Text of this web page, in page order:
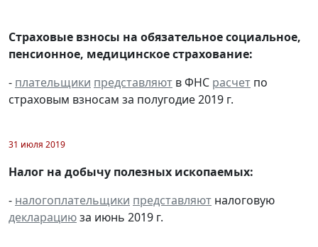
Страховые взносы на обязательное социальное,
пенсионное, медицинское страхование:
- плательщики представляют в ФНС расчет по
страховым взносам за полугодие 2019 г.
31 июля 2019
Налог на добычу полезных ископаемых:
- налогоплательщики представляют налоговую
декларациюза июнь 2019 г.